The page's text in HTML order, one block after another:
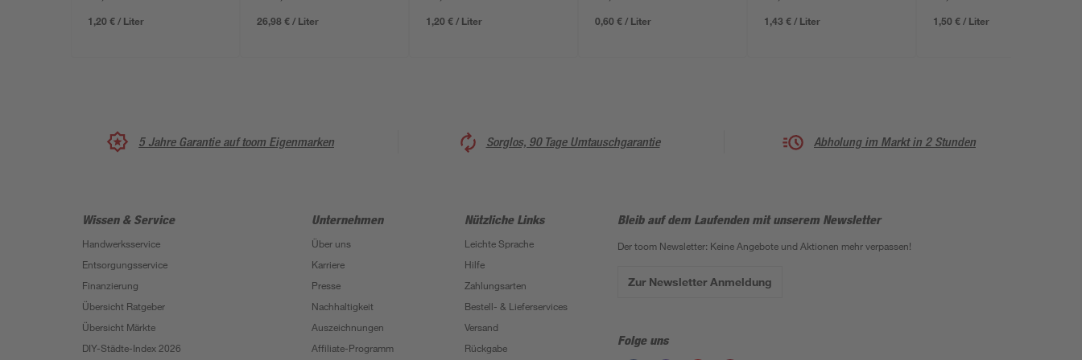
1,20 € / Liter 26,98 € / Liter 1,20 € / Liter 0,60 € / Liter 1,43 € / Liter 1,50 € / Liter
5 Jahre Garantie auf toom Eigenmarken Sorglos, 90 Tage Umtauschgarantie Abholung im Markt in 2 Stunden
Wissen & Service
Handwerksservice
Entsorgungsservice
Finanzierung
Übersicht Ratgeber
Übersicht Märkte
DIY-Städte-Index 2026
Unternehmen
Über uns
Karriere
Presse
Nachhaltigkeit
Auszeichnungen
Affiliate-Programm
Nützliche Links
Leichte Sprache
Hilfe
Zahlungsarten
Bestell- & Lieferservices
Versand
Rückgabe
Bleib auf dem Laufenden mit unserem Newsletter
Der toom Newsletter: Keine Angebote und Aktionen mehr verpassen!
Zur Newsletter Anmeldung
Folge uns